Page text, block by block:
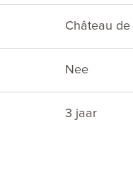
Château
Nee
3 jaar